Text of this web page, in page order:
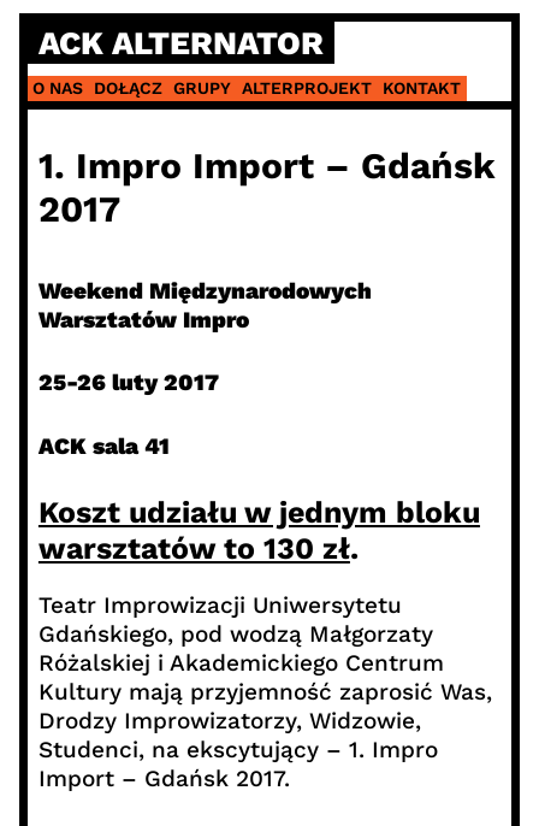
Skip
content
ACK ALTERNATOR
O NAS DOŁĄCZ GRUPY ALTERPROJEKT KONTAKT
1. Impro Import – Gdańsk
2017
Weekend Międzynarodowych
Warsztatów Impro
25-26 luty 2017
ACK sala 41
Koszt udziału w jednym bloku
warsztatów to 130 zł.
Teatr Improwizacji Uniwersytetu
Gdańskiego, pod wodzą Małgorzaty
Różalskiej i Akademickiego Centrum
Kultury mają przyjemność zaprosić Was,
Drodzy Improwizatorzy, Widzowie,
Studenci, na ekscytujący – 1. Impro
Import – Gdańsk 2017.